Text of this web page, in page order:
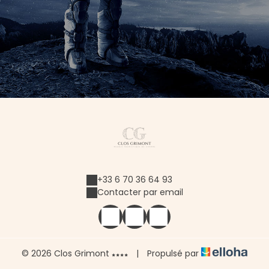
+33 6 70 36 64 93
Contacter par email
© 2026 Clos Grimont | Propulsé par